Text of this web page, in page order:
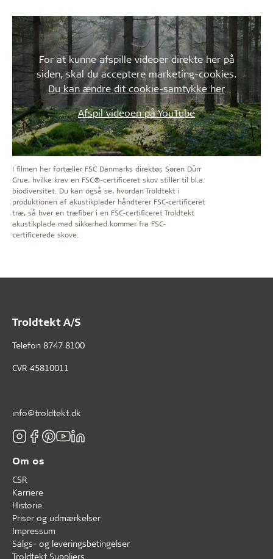
For at kunne afspille videoer direkte her på
siden, skal du acceptere marketing-cookies.
Du kan ændre dit cookie-samtykke her
Afspil videoen på YouTube
I filmen her fortæller FSC Danmarks direktør, Søren Dürr
Grue, hvilke krav en FSC®-certificeret skov stiller til bl.a.
biodiversitet. Du kan også se, hvordan Troldtekt i
produktionen af akustikplader håndterer FSC-certificeret
træ, så hver en træfiber i en FSC-certificeret Troldtekt
akustikplade med sikkerhed kommer fra FSC-
certificerede skove.
Troldtekt A/S
Telefon 8747 8100
CVR 45810011
info@troldtekt.dk
Om os
CSR
Karriere
Historie
Priser og udmærkelser
Impressum
Salgs- og leveringsbetingelser
Troldtekt Suppliers